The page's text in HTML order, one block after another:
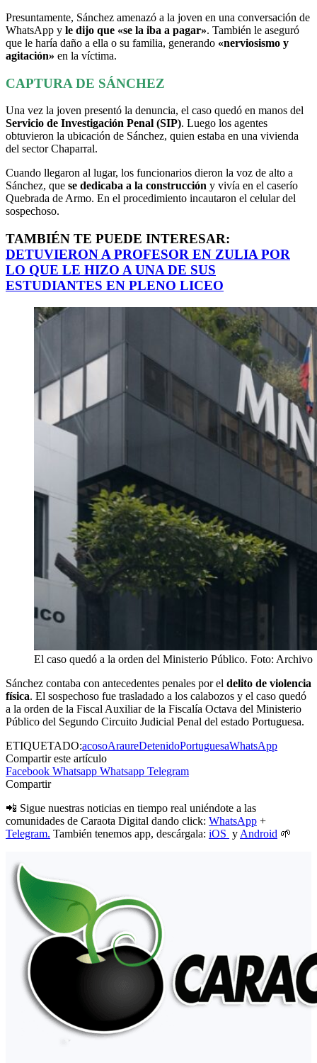
Presuntamente, Sánchez amenazó a la joven en una conversación de
WhatsApp y le dijo que «se la iba a pagar». También le aseguró
que le haría daño a ella o su familia, generando «nerviosismo y
agitación» en la víctima.
CAPTURA DE SÁNCHEZ
Una vez la joven presentó la denuncia, el caso quedó en manos del
Servicio de Investigación Penal (SIP). Luego los agentes
obtuvieron la ubicación de Sánchez, quien estaba en una vivienda
del sector Chaparral.
Cuando llegaron al lugar, los funcionarios dieron la voz de alto a
Sánchez, que se dedicaba a la construcción y vivía en el caserío
Quebrada de Armo. En el procedimiento incautaron el celular del
sospechoso.
TAMBIÉN TE PUEDE INTERESAR:
DETUVIERON A PROFESOR EN ZULIA POR
LO QUE LE HIZO A UNA DE SUS
ESTUDIANTES EN PLENO LICEO
El caso quedó a la orden del Ministerio Público. Foto: Archivo
Sánchez contaba con antecedentes penales por el delito de violencia
física. El sospechoso fue trasladado a los calabozos y el caso quedó
a la orden de la Fiscal Auxiliar de la Fiscalía Octava del Ministerio
Público del Segundo Circuito Judicial Penal del estado Portuguesa.
ETIQUETADO:acosoAraureDetenidoPortuguesaWhatsApp
Compartir este artículo
Facebook Whatsapp Whatsapp Telegram
Compartir
📲 Sigue nuestras noticias en tiempo real uniéndote a las
comunidades de Caraota Digital dando click: WhatsApp +
Telegram. También tenemos app, descárgala: iOS y Android 🌱